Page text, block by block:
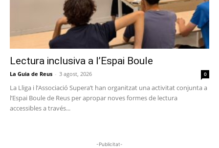
Lectura inclusiva a l’Espai Boule
La Guia de Reus - 3 agost, 2026 0
La Lliga i l’Associació Supera’t han organitzat una activitat conjunta a
l’Espai Boule de Reus per apropar noves formes de lectura
accessibles a través...
-Publicitat-